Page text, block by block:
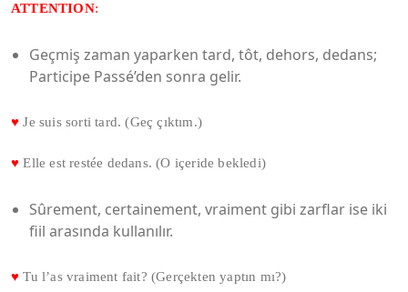
ATTENTION:
Geçmiş zaman yaparken tard, tôt, dehors, dedans;
Participe Passé’den sonra gelir.
♥ Je suis sorti tard. (Geç çıktım.)
♥ Elle est restée dedans. (O içeride bekledi)
Sûrement, certainement, vraiment gibi zarflar ise iki
fiil arasında kullanılır.
♥ Tu l’as vraiment fait? (Gerçekten yaptın mı?)